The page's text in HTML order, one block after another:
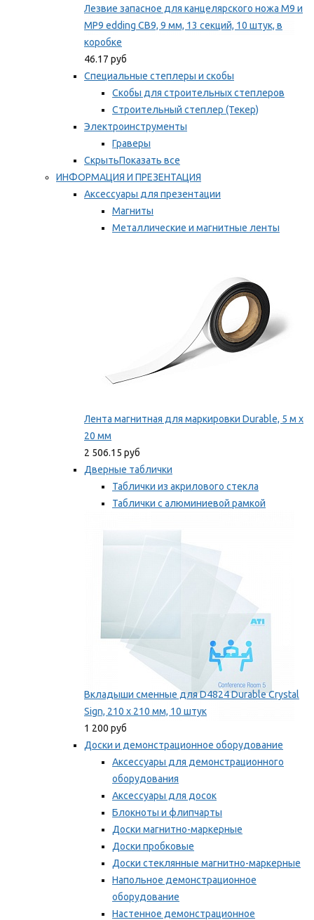
Лезвие запасное для канцелярского ножа M9 и
MP9 edding CB9, 9 мм, 13 секций, 10 штук, в
коробке
46.17 руб
Специальные степлеры и скобы
Скобы для строительных степлеров
Строительный степлер (Текер)
Электроинструменты
Граверы
СкрытьПоказать все
ИНФОРМАЦИЯ И ПРЕЗЕНТАЦИЯ
Аксессуары для презентации
Магниты
Металлические и магнитные ленты
Лента магнитная для маркировки Durable, 5 м х
20 мм
2 506.15 руб
Дверные таблички
Таблички из акрилового стекла
Таблички с алюминиевой рамкой
Вкладыши сменные для D4824 Durable Crystal
Sign, 210 x 210 мм, 10 штук
1 200 руб
Доски и демонстрационное оборудование
Аксессуары для демонстрационного
оборудования
Аксессуары для досок
Блокноты и флипчарты
Доски магнитно-маркерные
Доски пробковые
Доски стеклянные магнитно-маркерные
Напольное демонстрационное
оборудование
Настенное демонстрационное